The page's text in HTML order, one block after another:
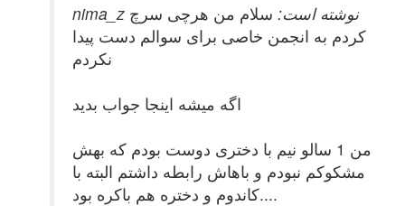
nima_z نوشته است: سلام من هرچی سرچ
کردم به انجمن خاصی برای سوالم دست پیدا
نکردم
اگه میشه اینجا جواب بدید
من 1 سالو نیم با دختری دوست بودم که بهش
مشکوکم نبودم و باهاش رابطه داشتم البته با
کاندوم و دختره هم باکره بود....